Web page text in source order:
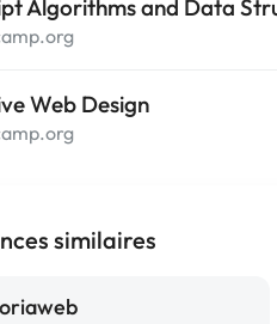
Algorithms and Data
Web Design
similaires